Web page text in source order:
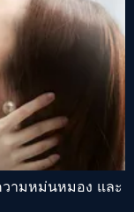
วามหม่นหมอง และ